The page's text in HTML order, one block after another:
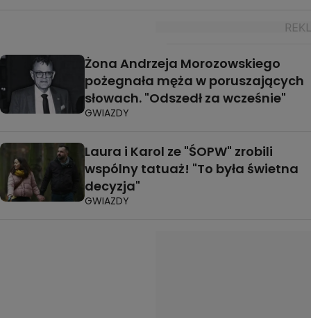
Żona Andrzeja Morozowskiego
pożegnała męża w poruszających
słowach. "Odszedł za wcześnie"
GWIAZDY
Laura i Karol ze "ŚOPW" zrobili
wspólny tatuaż! "To była świetna
decyzja"
GWIAZDY